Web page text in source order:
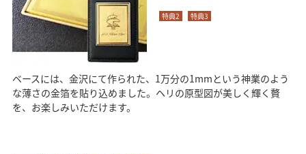
特典2 特典3
ベースには、金沢にて作られた、1万分の1mmという神業のよう
な薄さの金箔を貼り込めました。ヘリの原型図が美しく輝く贅
を、お楽しみいただけます。